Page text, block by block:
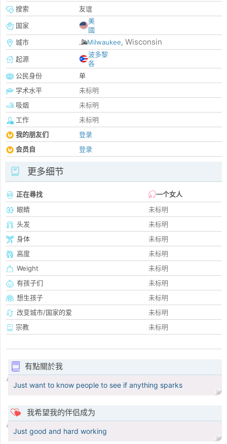
搜索
友谊
国家
美
國
城市
Milwaukee, Wisconsin
起源
波多黎
各
公民身份
单
学术水平
未标明
吸烟
未标明
工作
未标明
我的朋友们
登录
会员自
登录
更多细节
正在尋找
一个女人
眼睛
未标明
头发
未标明
身体
未标明
高度
未标明
Weight
未标明
有孩子们
未标明
想生孩子
未标明
改变城市/国家的爱
未标明
宗教
未标明
有點關於我
Just want to know people to see if anything sparks
我希望我的伴侣成为
Just good and hard working